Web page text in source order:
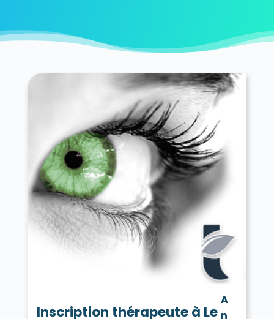
Boigneville 91720
Boissy-la-Rivière 91690
Boissy-sous-Saint-Yon 91790
Bondoufle 91070
Boullay-les-Troux 91470
Boussy-Saint-Antoine 91800
Boutervilliers 91150
Boutigny-sur-Essonne 91820
Bouville 91880
Brétigny-sur-Orge 91220
Breuillet 91650
Breux-Jouy 91650
Brières-les-Scellés 91150
Briis-sous-Forges 91640
Brouy 91150
Brunoy 91800
Bruyères-le-Châtel 91680
Buno-Bonnevaux 91720
Bures-sur-Yvette 91440
Cerny 91590
Chalo-Saint-Mars 91780
Chalou-Moulineux 91740
Chamarande 91730
Champcueil 91750
Champmotteux 91150
Cheptainville 91630
Chevannes 91750
Chilly-Mazarin 91380
Inscription thérapeute à Le
A
n